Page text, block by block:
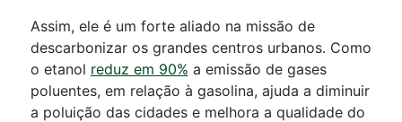
Assim, ele é um forte aliado na missão de
descarbonizar os grandes centros urbanos. Como
o etanol reduz em 90% a emissão de gases
poluentes, em relação à gasolina, ajuda a diminuir
a poluição das cidades e melhora a qualidade do